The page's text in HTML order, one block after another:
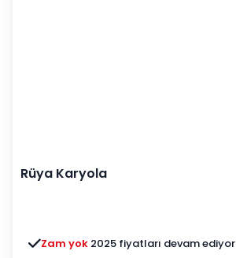
Rüya Karyola
Zam yok 2025 fiyatları devam ediyor